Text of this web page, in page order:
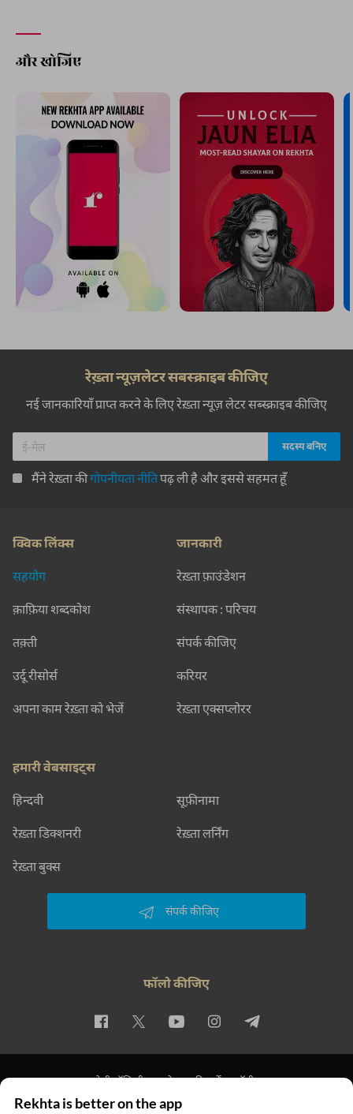
और खोजिए
रेख़्ता न्यूज़लेटर सबस्क्राइब कीजिए
नई जानकारियाँ प्राप्त करने के लिए रेख़्ता न्यूज़ लेटर सब्स्क्राइब कीजिए
मैंने रेख़्ता कीगोपनीयता नीतिपढ़ ली है और इससे सहमत हूँ
क्विक लिंक्स
सहयोग
क़ाफ़िया शब्दकोश
तक़्ती
उर्दू रीसोर्स
अपना काम रेख़्ता को भेजें
जानकारी
रेख़्ता फ़ाउंडेशन
संस्थापक : परिचय
संपर्क कीजिए
करियर
रेख़्ता एक्सप्लोरर
हमारी वेबसाइट्स
हिन्दवी सूफ़ीनामा
रेख़्ता डिक्शनरी रेख़्ता लर्निंग
रेख़्ता बुक्स
संपर्क कीजिए
फॉलो कीजिए
प्राइवेसी पॉलिसी इस्तेमाल की शर्तें कॉपीराइट
© 2026 Rekhta™ Foundation. All rights reserved.
Rekhta is better on the app